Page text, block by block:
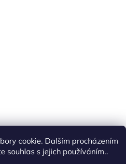
cookie. Dalším procházením
souhlas s jejich používáním..